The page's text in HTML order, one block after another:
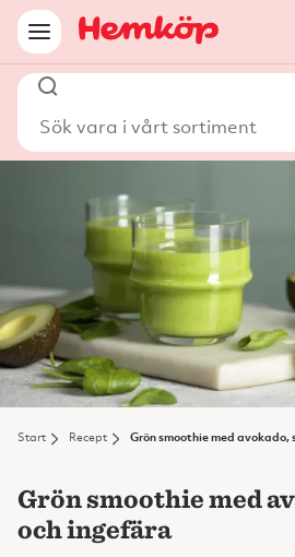
Start Recept Grön smoothie med
Grön smoothie med
och ingefära